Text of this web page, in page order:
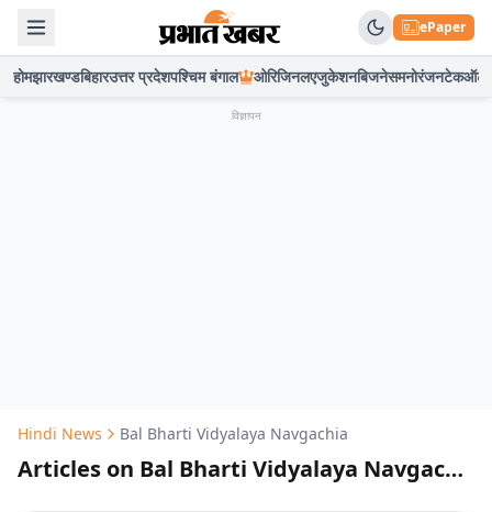
ePaper
होमझारखण्डबिहारउत्तर प्रदेशपश्चिम बंगाल ओरिजिनलएजुकेशनबिजनेसमनोरंजनटेकऑटो
विज्ञापन
Hindi News Bal Bharti Vidyalaya Navgachia
Articles on Bal Bharti Vidyalaya Navgachia